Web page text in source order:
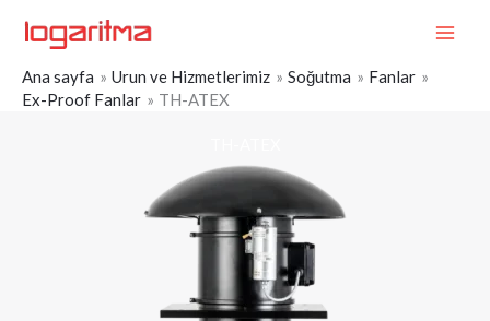
atla
Ana sayfa Urun ve Hizmetlerimiz Soğutma
Fanlar
Ex-Proof Fanlar
TH-ATEX